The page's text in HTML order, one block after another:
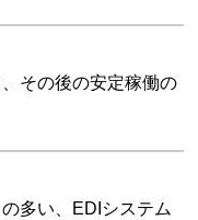
その後の安定稼働の
多い、EDIシステム